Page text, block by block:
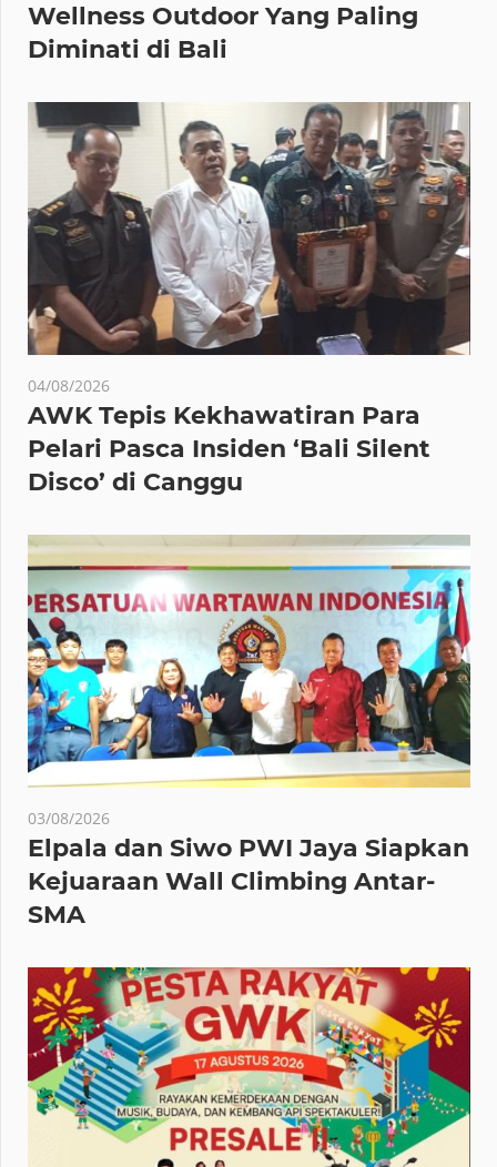
Wellness Outdoor Yang Paling
Diminati di Bali
04/08/2026
AWK Tepis Kekhawatiran Para
Pelari Pasca Insiden ‘Bali Silent
Disco’ di Canggu
03/08/2026
Elpala dan Siwo PWI Jaya Siapkan
Kejuaraan Wall Climbing Antar-
SMA